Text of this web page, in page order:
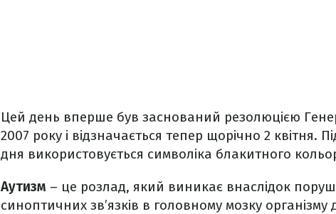
Цей день вперше був заснований резолюцією
2007 року і відзначається тепер щорічно 2 квітня.
дня використовується символіка блакитного
Аутизм – це розлад, який виникає внаслідок
синоптичних зв’язків в головному мозку